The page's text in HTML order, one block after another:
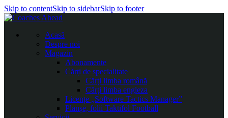
Skip to contentSkip to sidebarSkip to footer
Acasă
Despre noi
Magazin
Abonamente
Cărți de specialitate
Cărți limba română
Cărți limba engleza
Licențe „Software Tactics Manager”
Planșe, folii Taktifol Football